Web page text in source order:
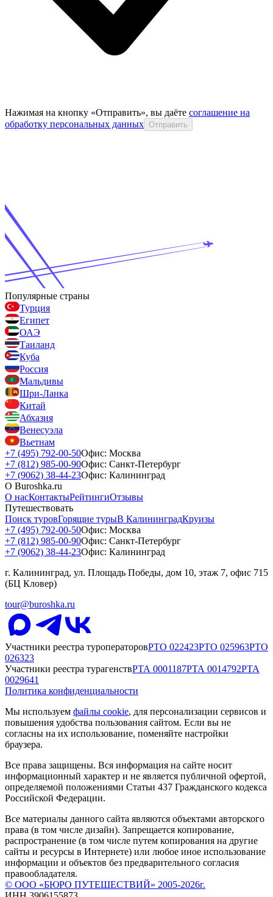
Нажимая на кнопку «Отправить», вы даёте соглашение на
обработку персональных данных Отправить
Популярные страны
Турция
Египет
ОАЭ
Таиланд
Куба
Россия
Мальдивы
Шри-Ланка
Китай
Абхазия
Венесуэла
Вьетнам
+7 (495) 792-00-50Офис: Москва
+7 (812) 985-00-90Офис: Санкт-Петербург
+7 (9062) 38-44-23Офис: Калининград
О Buroshka.ru
О насКонтактыРейтингиОтзывы
Путешествовать
Поиск туровГорящие турыВ КалининградКруизы
+7 (495) 792-00-50Офис: Москва
+7 (812) 985-00-90Офис: Санкт-Петербург
+7 (9062) 38-44-23Офис: Калининград
г. Калининград, ул. Площадь Победы, дом 10, этаж 7, офис 715
(БЦ Кловер)
tour@buroshka.ru
Участники реестра туроператоровРТО 022423РТО 025963РТО
026323
Участники реестра турагенствРТА 0001187РТА 0014792РТА
0029641
Политика конфиденциальности
Мы используем файлы cookie, для персонализации сервисов и
повышения удобства пользования сайтом. Если вы не
согласны на их использование, поменяйте настройки
браузера.
Все права защищены. Вся информация на сайте носит
информационный характер и не является публичной офертой,
определяемой положениями Статьи 437 Гражданского кодекса
Российской Федерации.
Все материалы данного сайта являются объектами авторского
права (в том числе дизайн). Запрещается копирование,
распространение (в том числе путем копирования на другие
сайты и ресурсы в Интернете) или любое иное использование
информации и объектов без предварительного согласия
правообладателя.
© ООО «БЮРО ПУТЕШЕСТВИЙ» 2005-2026г.